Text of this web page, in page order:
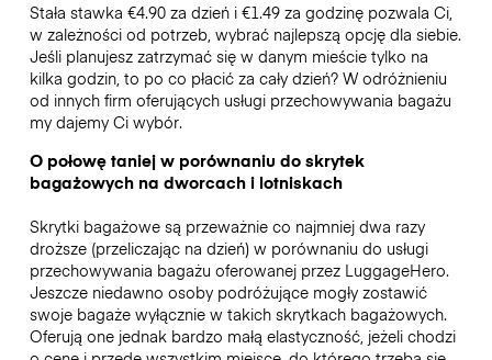
Stała stawka €4.90 za dzień i €1.49 za godzinę pozwala Ci,
w zależności od potrzeb, wybrać najlepszą opcję dla siebie.
Jeśli planujesz zatrzymać się w danym mieście tylko na
kilka godzin, to po co płacić za cały dzień? W odróżnieniu
od innych firm oferujących usługi przechowywania bagażu
my dajemy Ci wybór.
O połowę taniej w porównaniu do skrytek
bagażowych na dworcach i lotniskach
Skrytki bagażowe są przeważnie co najmniej dwa razy
droższe (przeliczając na dzień) w porównaniu do usługi
przechowywania bagażu oferowanej przez LuggageHero.
Jeszcze niedawno osoby podróżujące mogły zostawić
swoje bagaże wyłącznie w takich skrytkach bagażowych.
Oferują one jednak bardzo małą elastyczność, jeżeli chodzi